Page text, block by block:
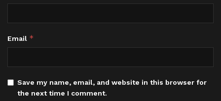
Email *
Save my name, email, and website in this browser for
the next time I comment.